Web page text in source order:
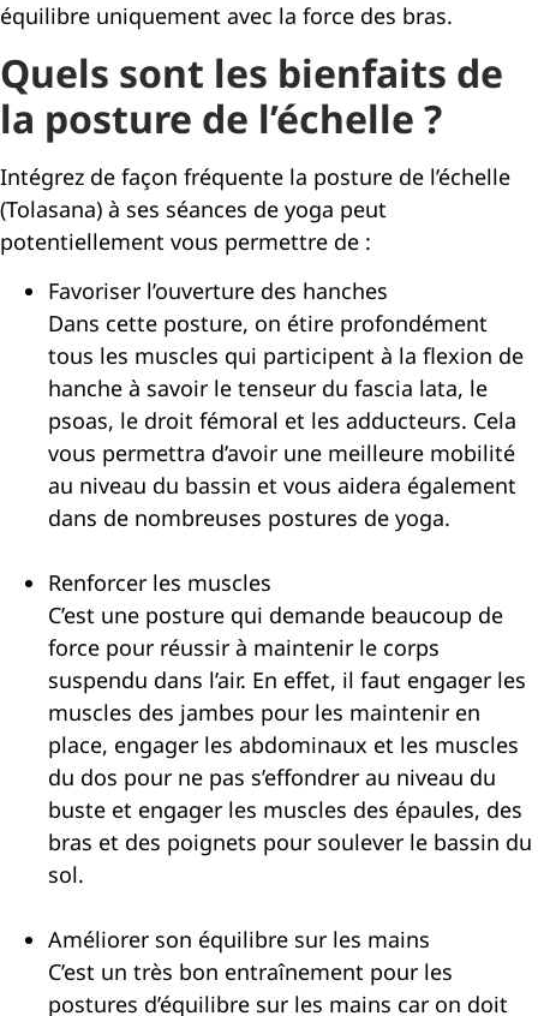
équilibre uniquement avec la force des bras.
Quels sont les bienfaits de
la posture de l’échelle ?
Intégrez de façon fréquente la posture de l’échelle
(Tolasana) à ses séances de yoga peut
potentiellement vous permettre de :
Favoriser l’ouverture des hanches
Dans cette posture, on étire profondément
tous les muscles qui participent à la flexion de
hanche à savoir le tenseur du fascia lata, le
psoas, le droit fémoral et les adducteurs. Cela
vous permettra d’avoir une meilleure mobilité
au niveau du bassin et vous aidera également
dans de nombreuses postures de yoga.
Renforcer les muscles
C’est une posture qui demande beaucoup de
force pour réussir à maintenir le corps
suspendu dans l’air. En effet, il faut engager les
muscles des jambes pour les maintenir en
place, engager les abdominaux et les muscles
du dos pour ne pas s’effondrer au niveau du
buste et engager les muscles des épaules, des
bras et des poignets pour soulever le bassin du
sol.
Améliorer son équilibre sur les mains
C’est un très bon entraînement pour les
postures d’équilibre sur les mains car on doit